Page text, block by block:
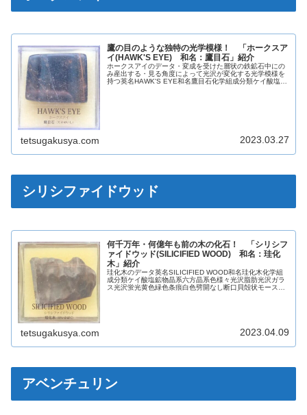
鷹の目のような独特の光学模様！ 「ホークスア
イ(HAWK'S EYE) 和名：鷹目石」紹介
ホークスアイのデータ・変成を受けた層状の鉄鉱石中にの
み産出する・見る角度によって光沢が変化する光学模様を
持つ英名HAWK'S EYE和名鷹目石化学組成分類ケイ酸塩鉱
tetsugakusya.com 2023.03.27
シリシファイドウッド
何千万年・何億年も前の木の化石！ 「シリシフ
ァイドウッド(SILICIFIED WOOD) 和名：珪化
木」紹介
珪化木のデータ英名SILICIFIED WOOD和名珪化木化学組
成分類ケイ酸塩鉱物晶系六方晶系色様々光沢脂肪光沢ガラ
ス光沢蛍光黄色緑色条痕白色劈開なし断口貝殻状モース硬
tetsugakusya.com 2023.04.09
アベンチュリン